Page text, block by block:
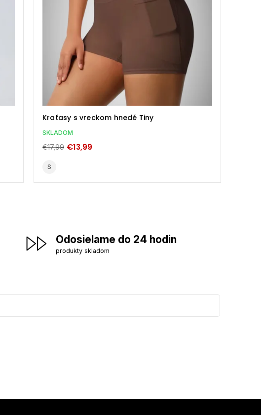
Kraťasy s vreckom hnedé Tiny
SKLADOM
€17,99 €13,99
S
Odosielame do 24 hodin
produkty skladom